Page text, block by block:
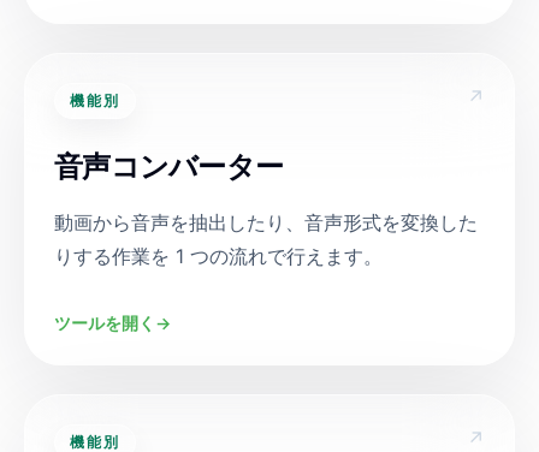
機能別 ↗
音声コンバーター
動画から音声を抽出したり、音声形式を変換した
りする作業を 1 つの流れで行えます。
ツールを開く →
機能別 ↗